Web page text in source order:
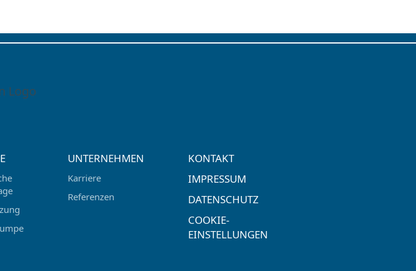
UNTERNEHMEN
Karriere
Referenzen
KONTAKT
IMPRESSUM
DATENSCHUTZ
COOKIE-
EINSTELLUNGEN